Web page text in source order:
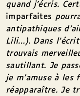
quand j’écris.
imparfaites
antipathiques
Lili…). Dans
trouvais
sautillant. Je
je m’amuse à
réapparaître. Je